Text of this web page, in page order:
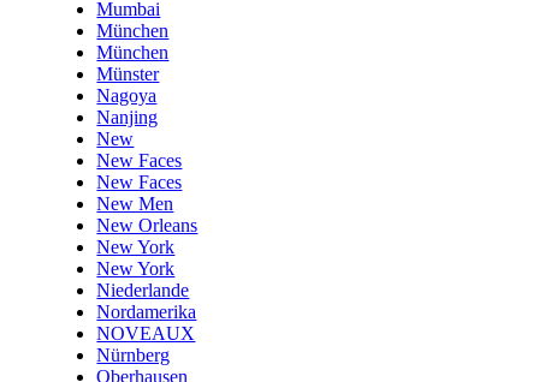
Mumbai
München
München
Münster
Nagoya
Nanjing
New
New Faces
New Faces
New Men
New Orleans
New York
New York
Niederlande
Nordamerika
NOVEAUX
Nürnberg
Oberhausen